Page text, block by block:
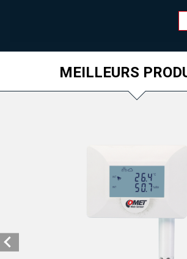
MEILLEURS